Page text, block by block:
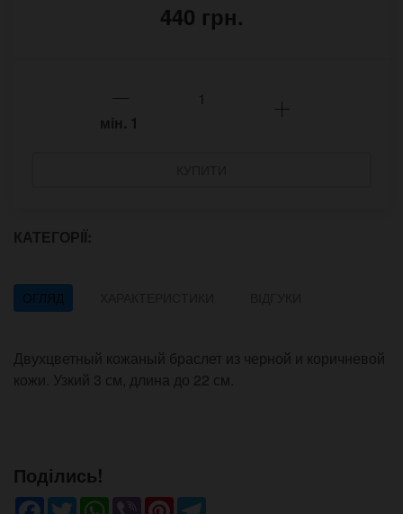
440 грн.
мін. 1
КАТЕГОРІЇ:
ОГЛЯД
Двухцветный кожаный браслет из черной и коричневой
кожи. Узкий 3 см, длина до 22 см.
Поділись!
Facebook
TwitterWhatsApp
ViberPinterest